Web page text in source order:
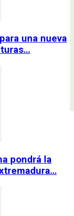
una nueva
pondrá la